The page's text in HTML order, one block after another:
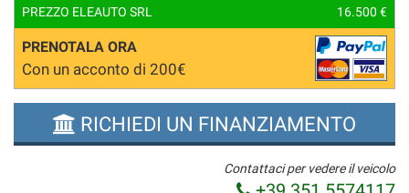
PREZZO ELEAUTO SRL 16.500 €
PRENOTALA ORA
Con un acconto di 200€
RICHIEDI UN FINANZIAMENTO
Contattaci per vedere il veicolo